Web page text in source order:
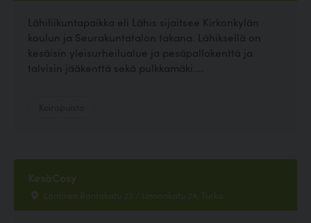
Lähiliikuntapaikka eli Lähis sijaitsee Kirkonkylän
koulun ja Seurakuntatalon takana. Lähiksellä on
kesäisin yleisurheilualue ja pesäpallokenttä ja
talvisin jääkenttä sekä pulkkamäki....
KesäCosy
Läntinen Rantakatu 23 / Linnankatu 24, Turku